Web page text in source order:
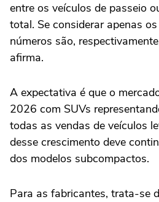
entre os veículos de passeio
total. Se considerar apenas
números são,
afirma.
A expectativa é que o
2026 com SUVs
todas as vendas de veículos
desse crescimento deve
dos modelos subcompactos.
Para as fabricantes, trata-se